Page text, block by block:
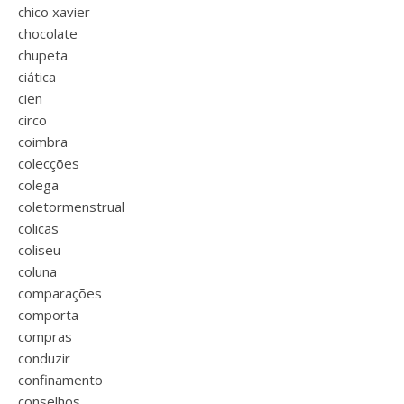
chico xavier
chocolate
chupeta
ciática
cien
circo
coimbra
colecções
colega
coletormenstrual
colicas
coliseu
coluna
comparações
comporta
compras
conduzir
confinamento